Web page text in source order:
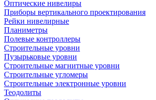
Оптические нивелиры
Приборы вертикального проектирования
Рейки нивелирные
Планиметры
Полевые контроллеры
Строительные уровни
Пузырьковые уровни
Строительные магнитные уровни
Строительные угломеры
Строительные электронные уровни
Теодолиты